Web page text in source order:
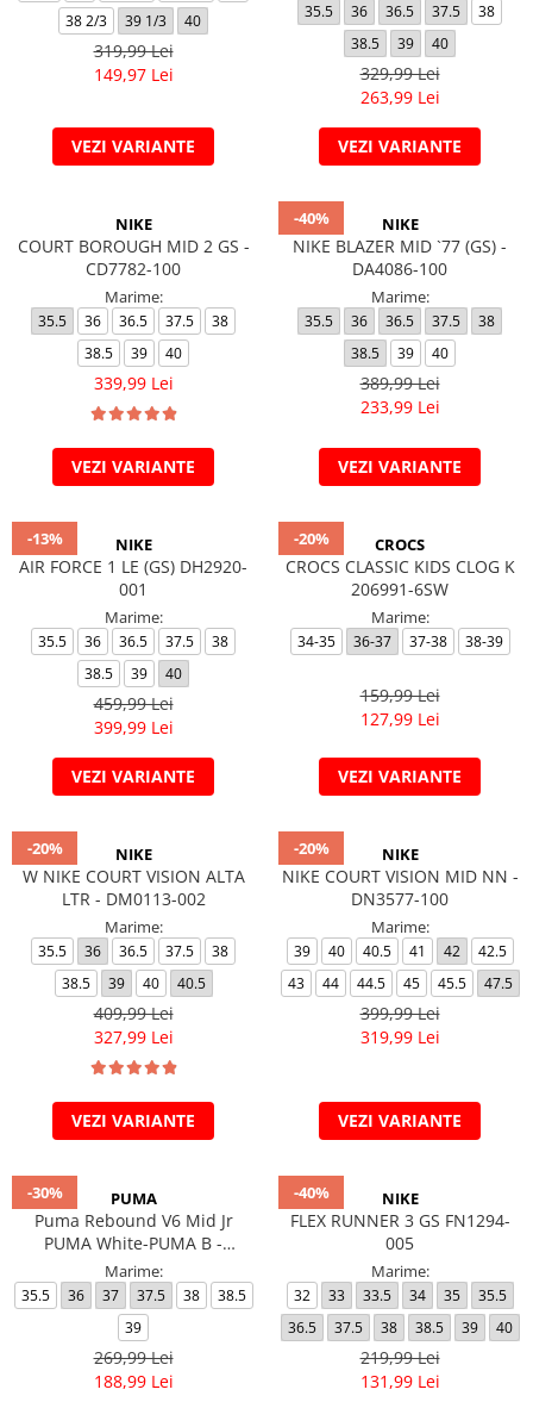
38 2/3
39 1/3 40
319,99 Lei
149,97 Lei
VEZI VARIANTE
35.5 36 36.5 37.5
38
38.5
39 40
329,99 Lei
263,99 Lei
VEZI VARIANTE
NIKE
COURT BOROUGH MID 2 GS -
CD7782-100
Marime:
35.5 36 36.5 37.5
38
38.5
39 40
339,99 Lei
VEZI VARIANTE
-40% NIKE
NIKE BLAZER MID `77 (GS) -
DA4086-100
Marime:
35.5 36 36.5 37.5
38
38.5
39 40
389,99 Lei
233,99 Lei
VEZI VARIANTE
-13% NIKE
AIR FORCE 1 LE (GS) DH2920-
001
Marime:
35.5 36 36.5 37.5
38
38.5
39 40
459,99 Lei
399,99 Lei
VEZI VARIANTE
-20% CROCS
CROCS CLASSIC KIDS CLOG K
206991-6SW
Marime:
34-35 36-37 37-38 38-39
159,99 Lei
127,99 Lei
VEZI VARIANTE
-20% NIKE
W NIKE COURT VISION ALTA
LTR - DM0113-002
Marime:
35.5 36 36.5 37.5
38
38.5
39 40 40.5
409,99 Lei
327,99 Lei
VEZI VARIANTE
-20% NIKE
NIKE COURT VISION MID NN -
DN3577-100
Marime:
39 40 40.5 41 42
42.5
43
44 44.5 45 45.5 47.5
399,99 Lei
319,99 Lei
VEZI VARIANTE
-30% PUMA
Puma Rebound V6 Mid Jr
PUMA White-PUMA B -
393831-03
Marime:
35.5 36 37 37.5 38
38.5
39
269,99 Lei
188,99 Lei
-40% NIKE
FLEX RUNNER 3 GS FN1294-
005
Marime:
32 33 33.5 34 35
35.5
36.5
37.5 38 38.5 39 40
219,99 Lei
131,99 Lei